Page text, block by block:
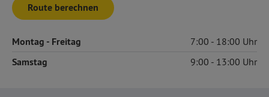
Route berechnen
Montag - Freitag 7:00 18:00
Samstag 9:00 13:00